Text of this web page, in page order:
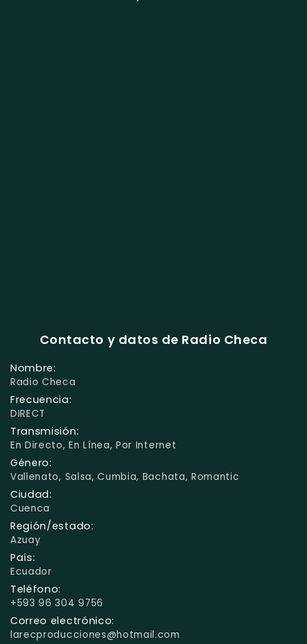
Contacto y datos de Radio Checa
Nombre:
Radio Checa
Frecuencia:
DIRECT
Transmisión:
En Directo, En Línea, Por Internet
Género:
Vallenato, Salsa, Cumbia, Bachata, Romantic
Ciudad:
Cuenca
Región/estado:
Azuay
País:
Ecuador
Teléfono:
+593 96 304 9756
Correo electrónico:
larecproducciones@hotmail.com